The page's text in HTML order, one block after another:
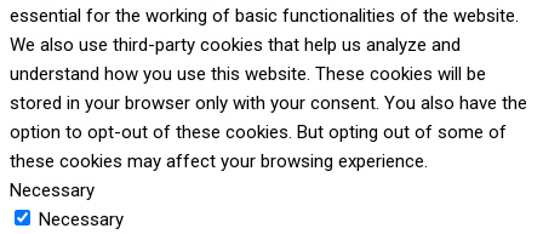
essential for the working of basic functionalities of the website.
We also use third-party cookies that help us analyze and
understand how you use this website. These cookies will be
stored in your browser only with your consent. You also have the
option to opt-out of these cookies. But opting out of some of
these cookies may affect your browsing experience.
Necessary
Necessary